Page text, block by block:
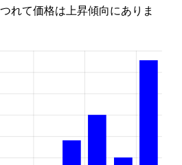
れて価格は上昇傾向にありま